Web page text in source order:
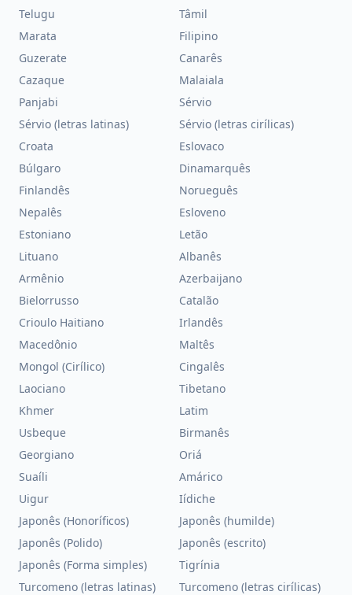
Telugu
Tâmil
Marata
Filipino
Guzerate
Canarês
Cazaque
Malaiala
Panjabi
Sérvio
Sérvio (letras latinas)
Sérvio (letras cirílicas)
Croata
Eslovaco
Búlgaro
Dinamarquês
Finlandês
Norueguês
Nepalês
Esloveno
Estoniano
Letão
Lituano
Albanês
Armênio
Azerbaijano
Bielorrusso
Catalão
Crioulo Haitiano
Irlandês
Macedônio
Maltês
Mongol (Cirílico)
Cingalês
Laociano
Tibetano
Khmer
Latim
Usbeque
Birmanês
Georgiano
Oriá
Suaíli
Amárico
Uigur
Iídiche
Japonês (Honoríficos)
Japonês (humilde)
Japonês (Polido)
Japonês (escrito)
Japonês (Forma simples)
Tigrínia
Turcomeno (letras latinas)
Turcomeno (letras cirílicas)